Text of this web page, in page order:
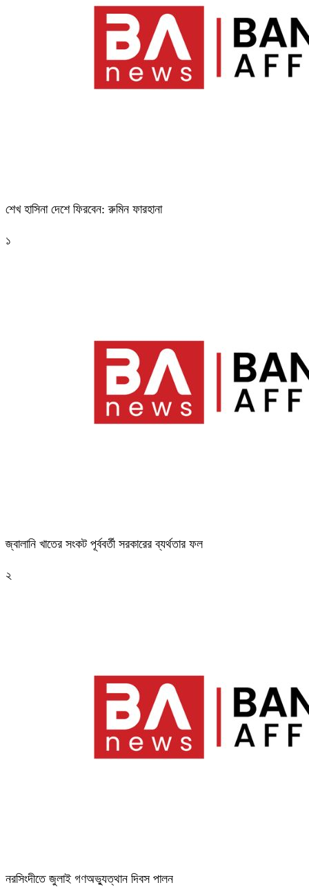
শেখ হাসিনা দেশে ফিরবেন: রুমিন ফারহানা
১
জ্বালানি খাতের সংকট পূর্ববর্তী সরকারের ব্যর্থতার ফল
২
নরসিংদীতে জুলাই গণঅভ্যুত্থান দিবস পালন